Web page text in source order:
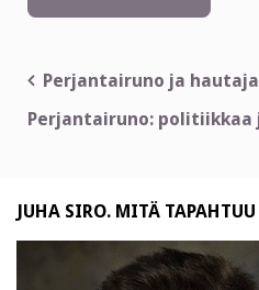
Artikkelien
selaus
Perjantairuno ja
Perjantairuno: politiikkaa
JUHA SIRO. MITÄ